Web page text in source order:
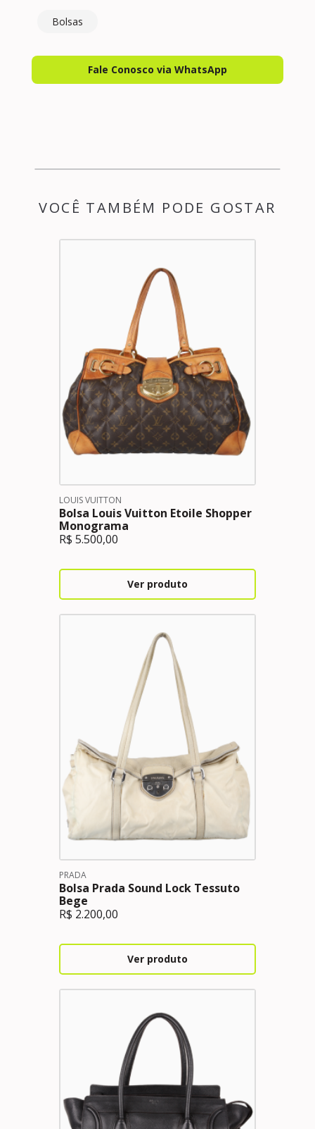
Bolsas
Fale Conosco via WhatsApp
VOCÊ TAMBÉM PODE GOSTAR
LOUIS VUITTON
Bolsa Louis Vuitton Etoile Shopper
Monograma
R$ 5.500,00
Ver produto
PRADA
Bolsa Prada Sound Lock Tessuto
Bege
R$ 2.200,00
Ver produto